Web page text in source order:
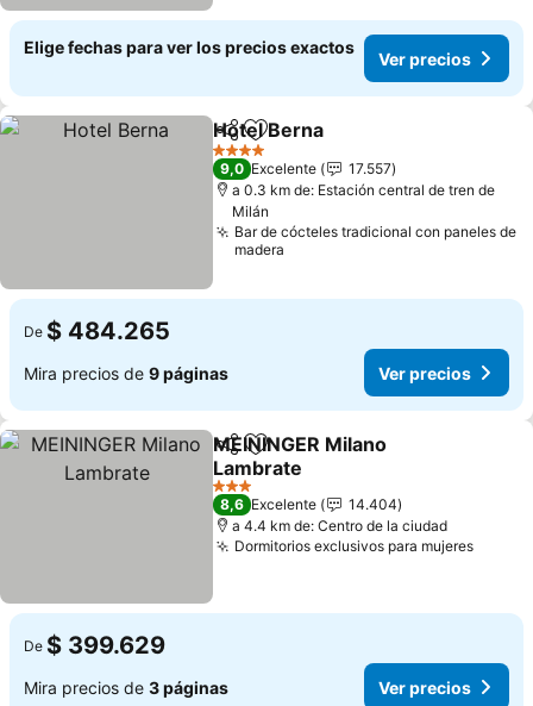
Elige fechas para ver los precios exactos
Ver precios
CompartirAgregar a favoritos
Hotel Berna
4 Estrellas
9,0 Excelente
17.557
a 0.3 km de: Estación central de tren de
Milán
Bar de cócteles tradicional con paneles de
madera
De $ 484.265
Mira precios de 9 páginas Ver precios
CompartirAgregar a favoritos
MEININGER Milano
Lambrate
Ver precios
3 Estrellas
8,6 Excelente
14.404
a 4.4 km de: Centro de la ciudad
Dormitorios exclusivos para mujeresVer
De $ 399.629
Mira precios de 3 páginas Ver precios